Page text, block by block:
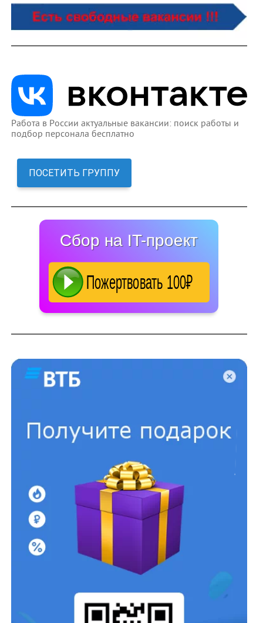
Работа в России актуальные вакансии: поиск работы и
подбор персонала бесплатно
ПОСЕТИТЬ ГРУППУ
Сбор на IT-проект